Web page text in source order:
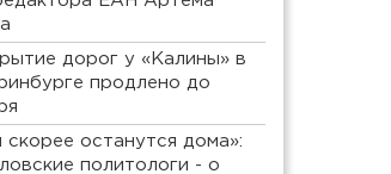
дорог у «Калины» в
продлено до
скорее останутся дома»:
политологи - о